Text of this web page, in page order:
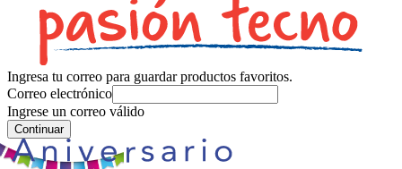
Ingresa tu correo para guardar productos favoritos.
Correo electrónico
Ingrese un correo válido
Continuar